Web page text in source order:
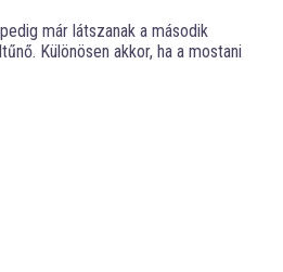
már látszanak a második
Különösen akkor, ha a mostani